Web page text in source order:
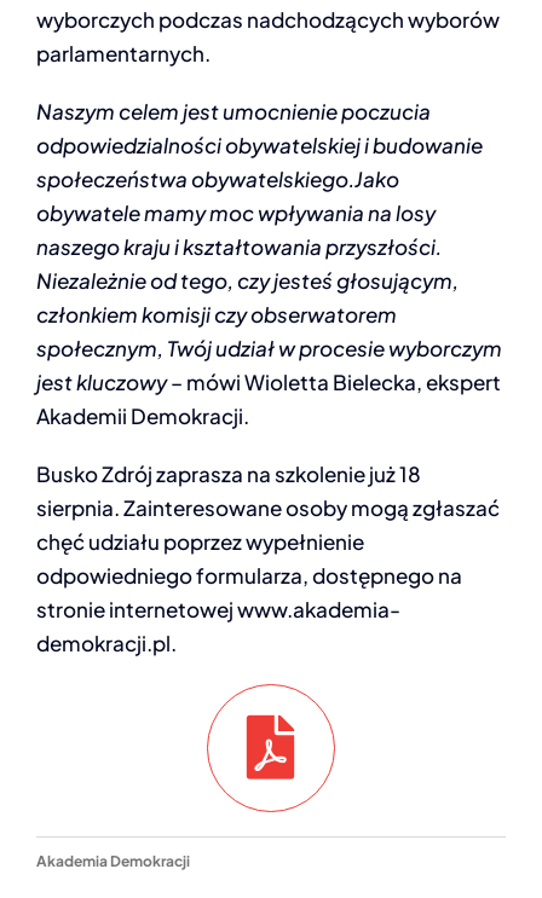
wyborczych podczas nadchodzących wyborów
parlamentarnych.
Naszym celem jest umocnienie poczucia
odpowiedzialności obywatelskiej i budowanie
społeczeństwa obywatelskiego.Jako
obywatele mamy moc wpływania na losy
naszego kraju i kształtowania przyszłości.
Niezależnie od tego, czy jesteś głosującym,
członkiem komisji czy obserwatorem
społecznym, Twój udział w procesie wyborczym
jest kluczowy– mówi Wioletta Bielecka, ekspert
Akademii Demokracji.
Busko Zdrój zaprasza na szkolenie już 18
sierpnia. Zainteresowane osoby mogą zgłaszać
chęć udziału poprzez wypełnienie
odpowiedniego formularza, dostępnego na
stronie internetowej www.akademia-
demokracji.pl.
Akademia Demokracji